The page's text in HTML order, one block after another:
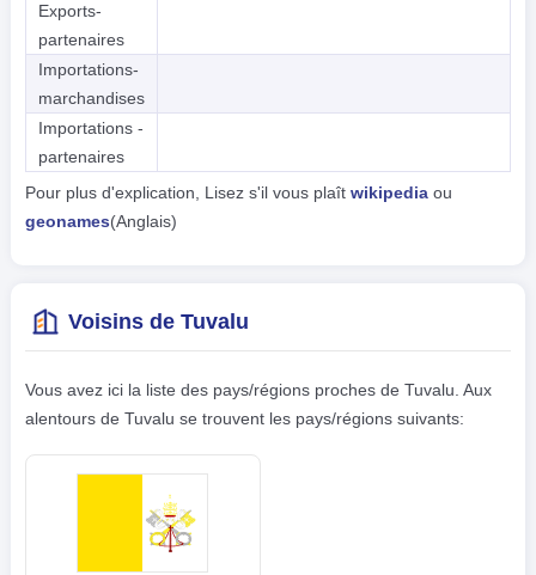
Exports-
partenaires
Importations-
marchandises
Importations -
partenaires
Pour plus d'explication, Lisez s'il vous plaît wikipediaou
geonames(Anglais)
Voisins de Tuvalu
Vous avez ici la liste des pays/régions proches de Tuvalu. Aux
alentours de Tuvalu se trouvent les pays/régions suivants: